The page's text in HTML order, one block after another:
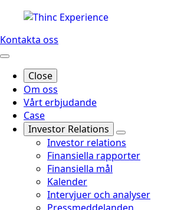
Kontakta oss
Close
Om oss
Vårt erbjudande
Case
Investor Relations
Investor relations
Finansiella rapporter
Finansiella mål
Kalender
Intervjuer och analyser